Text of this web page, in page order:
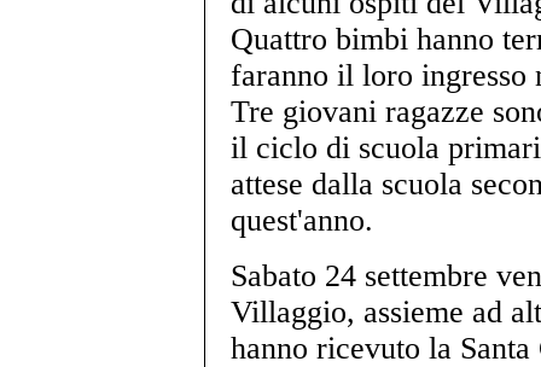
Quattro bimbi hanno
faranno il loro ingresso
Tre giovani ragazze
il ciclo di scuola
attese dalla scuola
quest'anno.
Sabato 24 settembre
Villaggio, assieme ad
hanno ricevuto la Santa